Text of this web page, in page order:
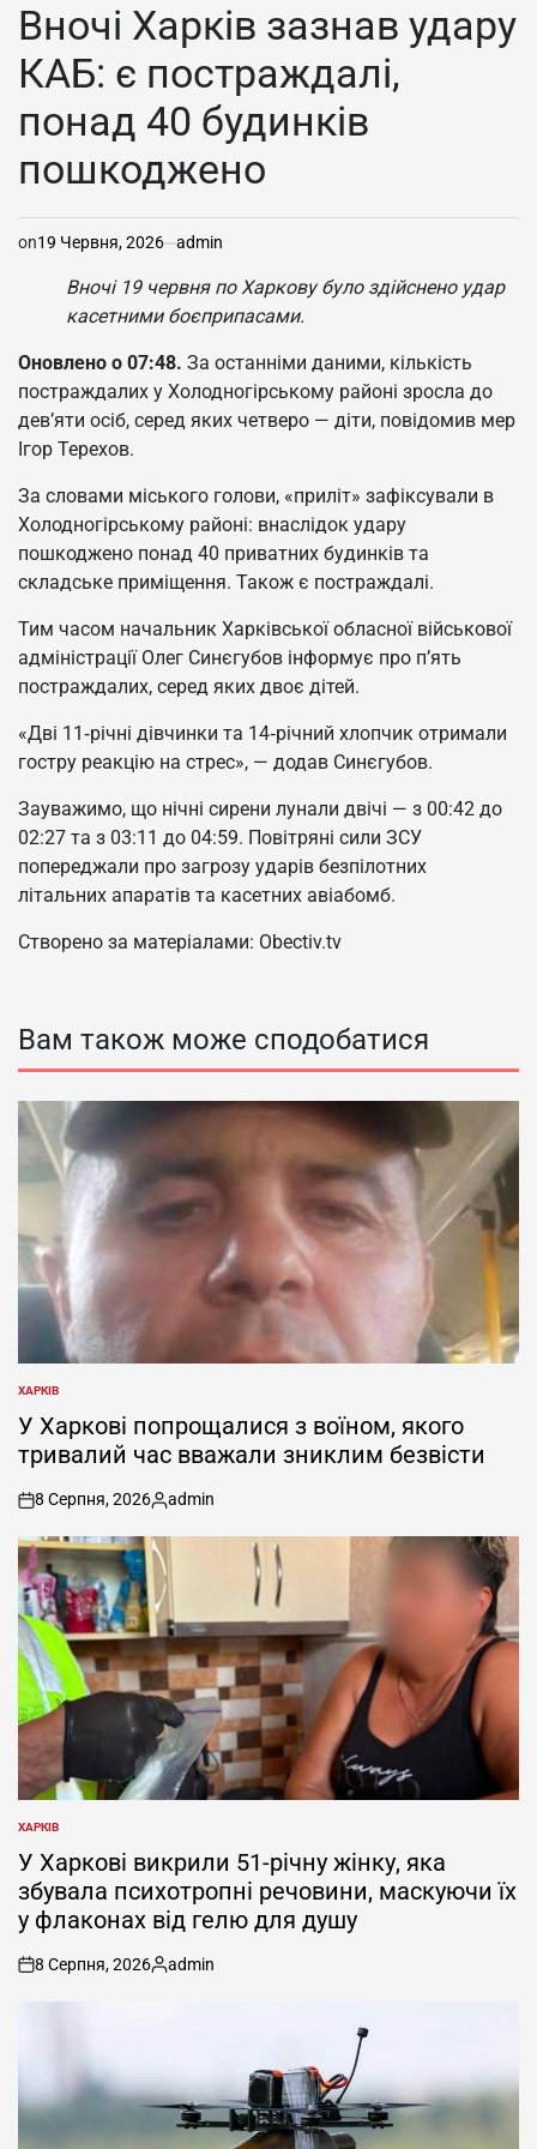
Вночі Харків зазнав удару
КАБ: є постраждалі,
понад 40 будинків
пошкоджено
on19 Червня, 2026 admin
Вночі 19 червня по Харкову було здійснено удар
касетними боєприпасами.
Оновлено о 07:48. За останніми даними, кількість
постраждалих у Холодногірському районі зросла до
дев’яти осіб, серед яких четверо — діти, повідомив мер
Ігор Терехов.
За словами міського голови, «приліт» зафіксували в
Холодногірському районі: внаслідок удару
пошкоджено понад 40 приватних будинків та
складське приміщення. Також є постраждалі.
Тим часом начальник Харківської обласної військової
адміністрації Олег Синєгубов інформує про п’ять
постраждалих, серед яких двоє дітей.
«Дві 11‑річні дівчинки та 14‑річний хлопчик отримали
гостру реакцію на стрес», — додав Синєгубов.
Зауважимо, що нічні сирени лунали двічі — з 00:42 до
02:27 та з 03:11 до 04:59. Повітряні сили ЗСУ
попереджали про загрозу ударів безпілотних
літальних апаратів та касетних авіабомб.
Створено за матеріалами: Obectiv.tv
Вам також може сподобатися
ОПУБЛІКУВАТИ
У
ХАРКІВ
У Харкові попрощалися з воїном, якого
тривалий час вважали зниклим безвісти
on
8 Серпня, 2026
Опубліковано
admin
ОПУБЛІКУВАТИ
У
ХАРКІВ
У Харкові викрили 51-річну жінку, яка
збувала психотропні речовини, маскуючи їх
у флаконах від гелю для душу
on
8 Серпня, 2026
Опубліковано
admin